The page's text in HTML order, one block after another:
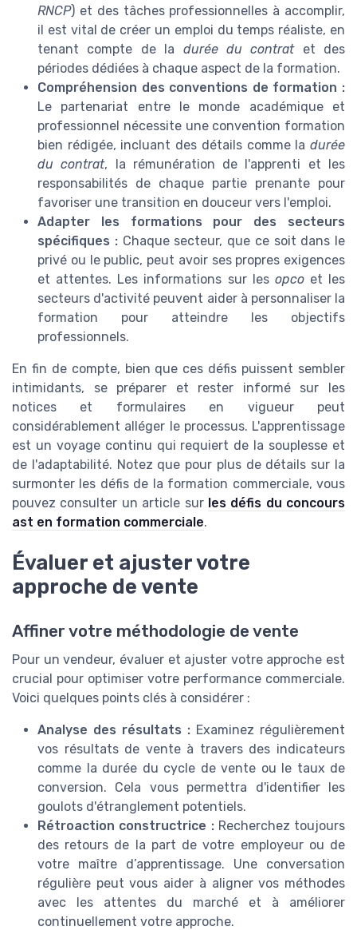
RNCP) et des tâches professionnelles à accomplir,
il est vital de créer un emploi du temps réaliste, en
tenant compte de la durée du contratet des
périodes dédiées à chaque aspect de la formation.
Compréhension des conventions de formation :
Le partenariat entre le monde académique et
professionnel nécessite une convention formation
bien rédigée, incluant des détails comme la durée
du contrat, la rémunération de l'apprenti et les
responsabilités de chaque partie prenante pour
favoriser une transition en douceur vers l'emploi.
Adapter les formations pour des secteurs
spécifiques : Chaque secteur, que ce soit dans le
privé ou le public, peut avoir ses propres exigences
et attentes. Les informations sur les opcoet les
secteurs d'activité peuvent aider à personnaliser la
formation pour atteindre les objectifs
professionnels.
En fin de compte, bien que ces défis puissent sembler
intimidants, se préparer et rester informé sur les
notices et formulaires en vigueur peut
considérablement alléger le processus. L'apprentissage
est un voyage continu qui requiert de la souplesse et
de l'adaptabilité. Notez que pour plus de détails sur la
surmonter les défis de la formation commerciale, vous
pouvez consulter un article sur les défis du concours
ast en formation commerciale.
Évaluer et ajuster votre
approche de vente
Affiner votre méthodologie de vente
Pour un vendeur, évaluer et ajuster votre approche est
crucial pour optimiser votre performance commerciale.
Voici quelques points clés à considérer :
Analyse des résultats : Examinez régulièrement
vos résultats de vente à travers des indicateurs
comme la durée du cycle de vente ou le taux de
conversion. Cela vous permettra d'identifier les
goulots d'étranglement potentiels.
Rétroaction constructrice :Recherchez toujours
des retours de la part de votre employeur ou de
votre maître d’apprentissage. Une conversation
régulière peut vous aider à aligner vos méthodes
avec les attentes du marché et à améliorer
continuellement votre approche.